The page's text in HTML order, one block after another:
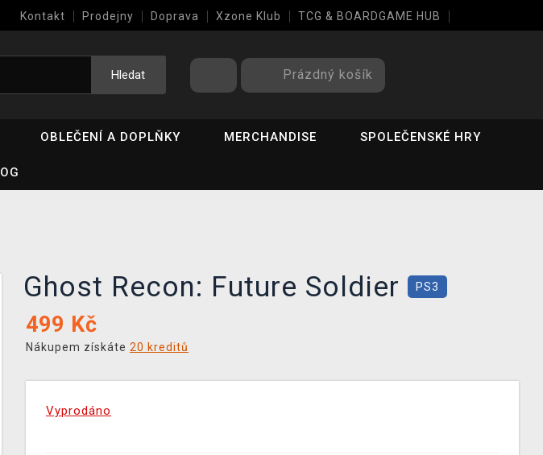
Kontakt Prodejny Doprava Xzone Klub TCG & BOARDGAME HUB
Hledat Prázdný košík
OBLEČENÍ A DOPLŇKY MERCHANDISE SPOLEČENSKÉ HRY
Ghost Recon: Future Soldier PS3
499 Kč
Nákupem získáte 20 kreditů
Vyprodáno